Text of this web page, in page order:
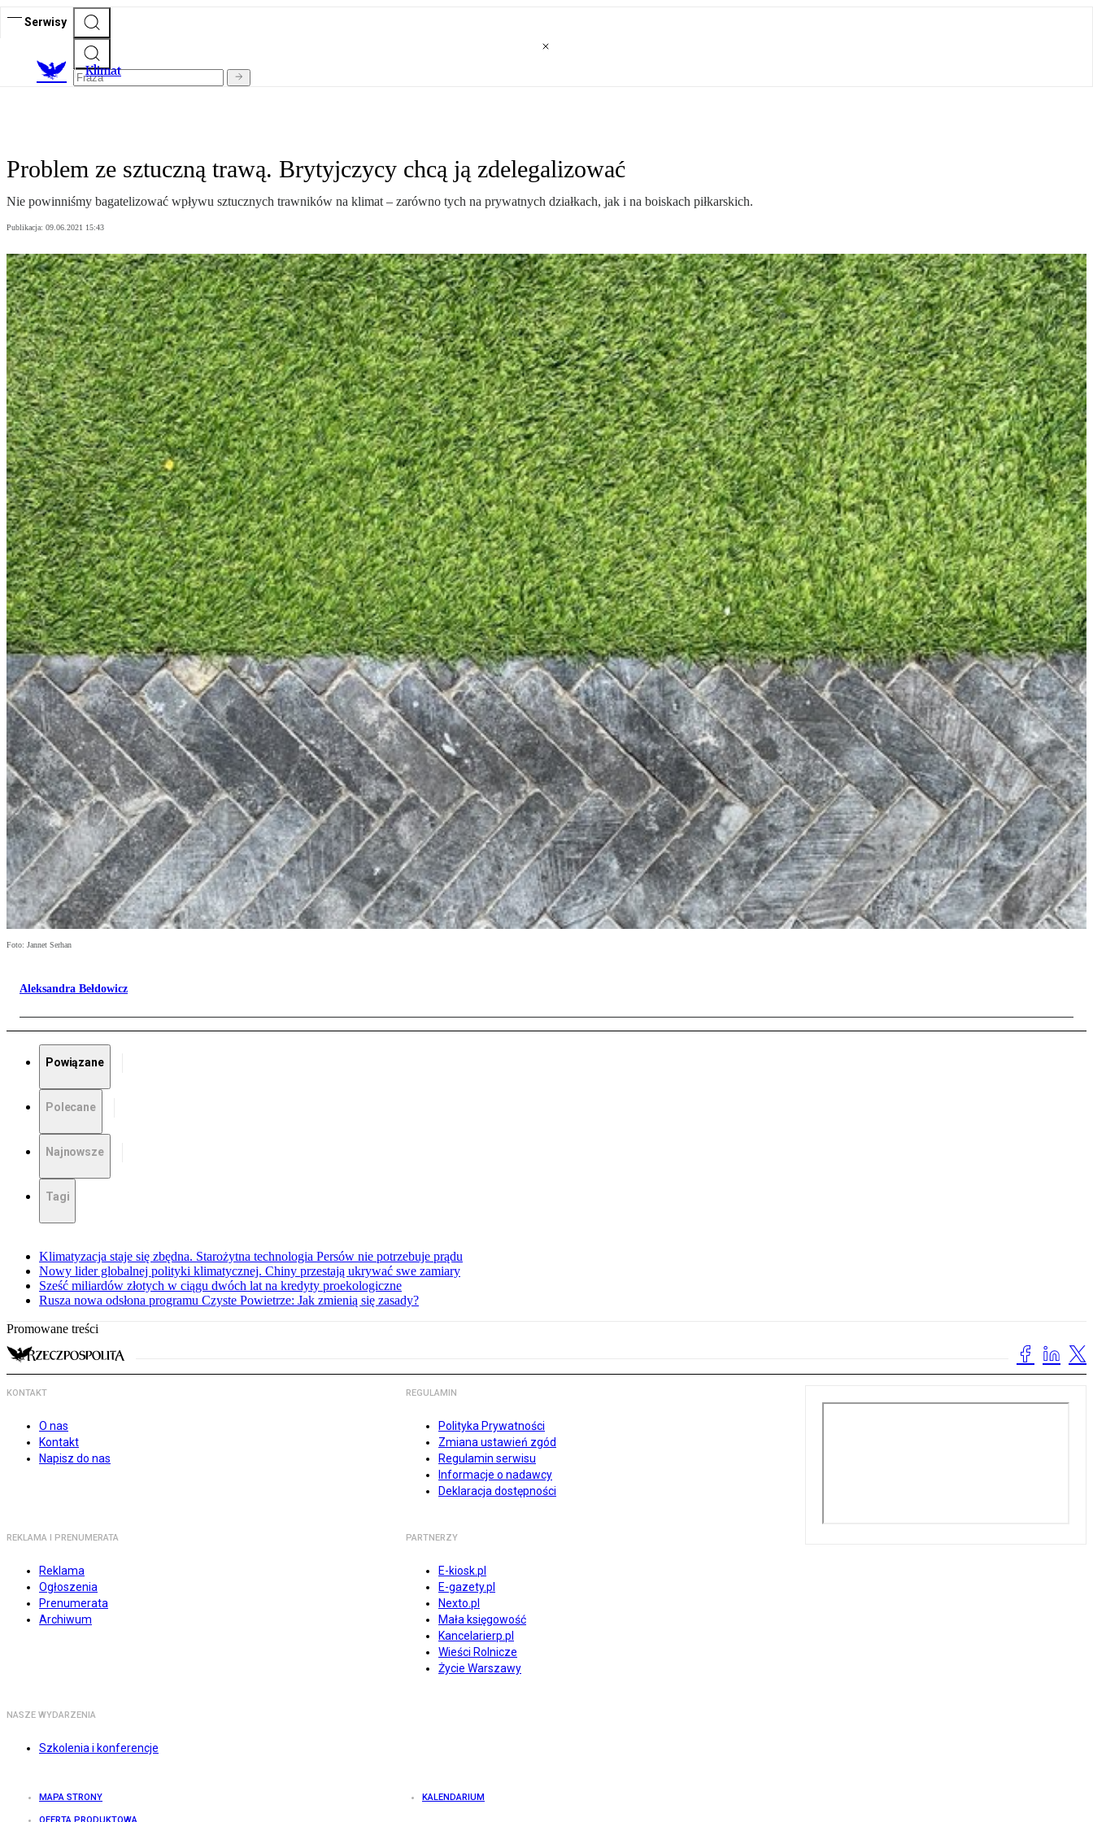
Serwisy
Klimat
Problem ze sztuczną trawą. Brytyjczycy chcą ją zdelegalizować
Nie powinniśmy bagatelizować wpływu sztucznych trawników na klimat – zarówno tych na prywatnych działkach, jak i na boiskach piłkarskich.
Publikacja: 09.06.2021 15:43
Foto: Jannet Serhan
Aleksandra Bełdowicz
Powiązane
Polecane
Najnowsze
Tagi
Klimatyzacja staje się zbędna. Starożytna technologia Persów nie potrzebuje prądu
Nowy lider globalnej polityki klimatycznej. Chiny przestają ukrywać swe zamiary
Sześć miliardów złotych w ciągu dwóch lat na kredyty proekologiczne
Rusza nowa odsłona programu Czyste Powietrze: Jak zmienią się zasady?
Promowane treści
KONTAKT
O nas
Kontakt
Napisz do nas
REGULAMIN
Polityka Prywatności
Zmiana ustawień zgód
Regulamin serwisu
Informacje o nadawcy
Deklaracja dostępności
REKLAMA I PRENUMERATA
Reklama
Ogłoszenia
Prenumerata
Archiwum
PARTNERZY
E-kiosk.pl
E-gazety.pl
Nexto.pl
Mała księgowość
Kancelarierp.pl
Wieści Rolnicze
Życie Warszawy
NASZE WYDARZENIA
Szkolenia i konferencje
MAPA STRONY KALENDARIUM